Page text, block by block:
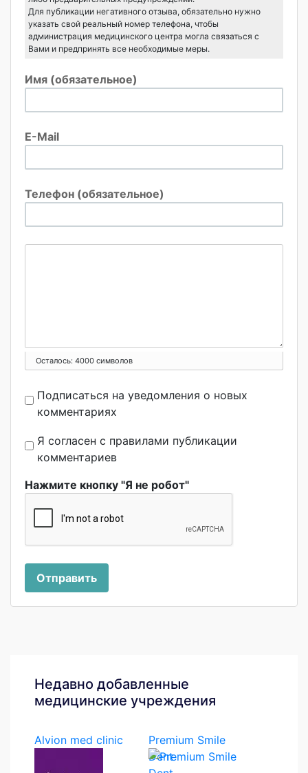
Для публикации негативного отзыва, обязательно нужно
указать свой реальный номер телефона, чтобы
администрация медицинского центра могла связаться с
Вами и предпринять все необходимые меры.
Имя (обязательное)
E-Mail
Телефон (обязательное)
Осталось: 4000 символов
Подписаться на уведомления о новых
комментариях
Я согласен с правилами публикации
комментариев
Нажмите кнопку "Я не робот"
Отправить
Недавно добавленные
медицинские учреждения
Alvion med clinic
Premium Smile
Dent